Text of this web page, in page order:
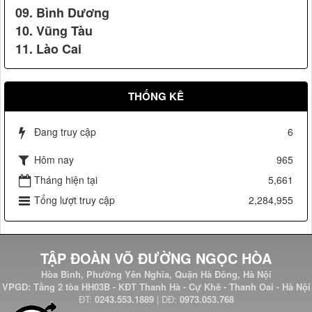
Vệ sỹ Võ Đường Ngọc Hòa bảo vệ Đ/c Phạm Thế Duyệt chủ
tịch ủy ban TW mặt trận tổ quốc Việt Nam(2006)
Vệ sỹ Võ Đường Ngọc Hòa bảo vệ Đ/c phó chủ tịch nước
Nguyễn Thị Doan(2007)
Giải thưởng Bạch Thái Bưởi và doanh nhân đất Việt thế kỷ
21
09. Bình Dương
10. Vũng Tàu
11. Lào Cai
THỐNG KÊ
Đang truy cập
6
Hôm nay
965
Tháng hiện tại
5,661
Tổng lượt truy cập
2,284,955
TẬP ĐOÀN VÕ ĐƯỜNG NGỌC HÒA
Hòa Bình, Phường Yên Nghĩa, Quận Hà Đông, Hà Nội
VPGD: Tầng 2 tòa HH03B - KĐT Thanh Hà - Cự Khê - Thanh Oai - Hà Nội
ĐT: 0243.553.1889| DĐ: 0973.053.768